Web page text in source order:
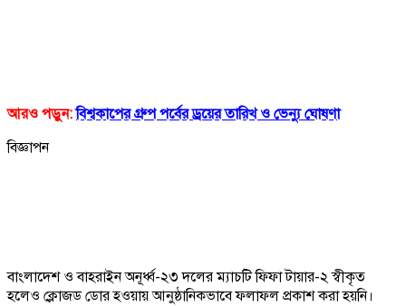
আরও পড়ুন: বিশ্বকাপের গ্রুপ পর্বের ড্রয়ের তারিখ ও ভেন্যু ঘোষণা
বিজ্ঞাপন
বাংলাদেশ ও বাহরাইন অনূর্ধ্ব-২৩ দলের ম্যাচটি ফিফা টায়ার-২ স্বীকৃত
হলেও ক্লোজড ডোর হওয়ায় আনুষ্ঠানিকভাবে ফলাফল প্রকাশ করা হয়নি।